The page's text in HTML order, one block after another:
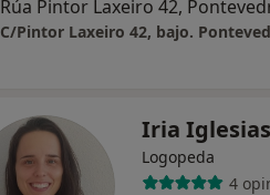
Rúa Pintor Laxeiro 42,
C/Pintor Laxeiro 42, bajo.
Iria Iglesias
Logopeda
4